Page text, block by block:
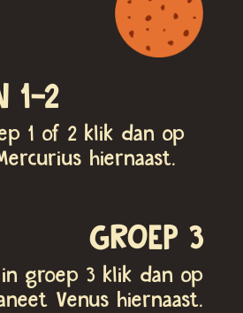
1-2
1 of 2 klik dan op
hiernaast.
GROEP 3
groep 3 klik dan op
Venus hiernaast.